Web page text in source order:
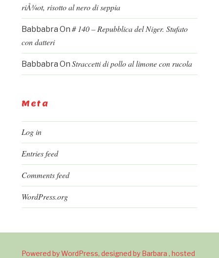
riÅ¾ot, risotto al nero di seppia
Babbabra On # 140 – Repubblica del Niger. Stufato
con datteri
Babbabra On Straccetti di pollo al limone con rucola
Meta
Log in
Entries feed
Comments feed
WordPress.org
Powered by WordPress, designed by Barbara , hosted